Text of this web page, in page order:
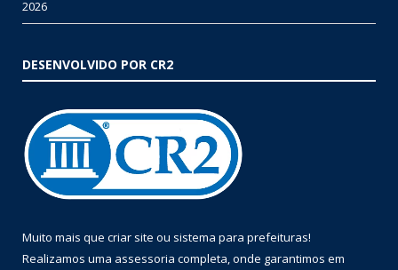
2026
DESENVOLVIDO POR CR2
Muito mais que criar site ou sistema para prefeituras!
Realizamos uma assessoria completa, onde garantimos em